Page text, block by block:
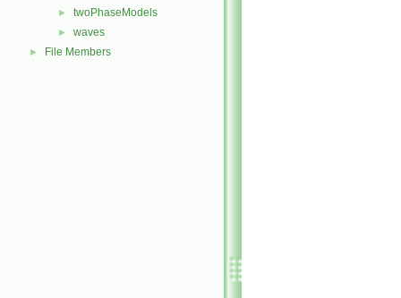
► twoPhaseModels
► waves
► File Members